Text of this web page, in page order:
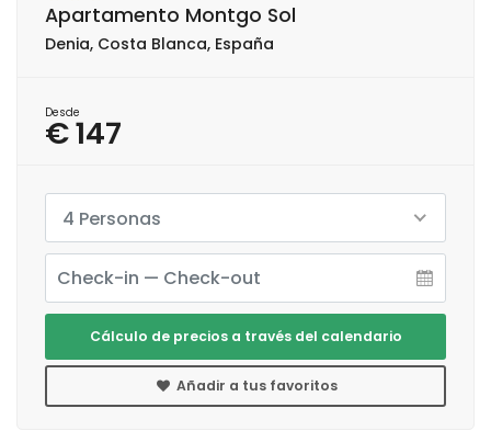
Apartamento Montgo Sol
Denia, Costa Blanca, España
Desde
€ 147
4 Personas
Cálculo de precios a través del calendario
Añadir a tus favoritos